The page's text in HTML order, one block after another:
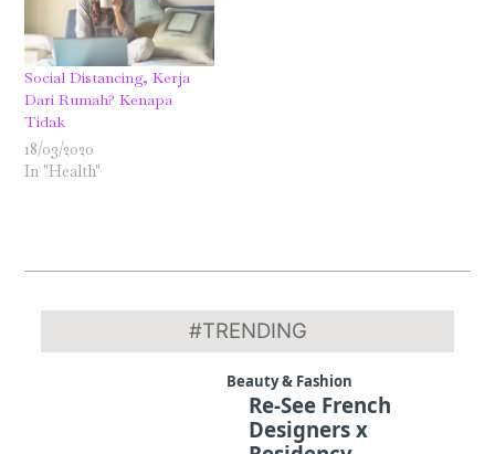
Social Distancing, Kerja
Dari Rumah? Kenapa
Tidak
18/03/2020
In "Health"
21
#TRENDING
Beauty & Fashion
Re-See French
Designers x